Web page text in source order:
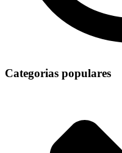
Categorias populares